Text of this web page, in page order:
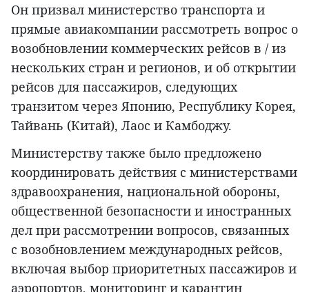
Он призвал министерство транспорта и
прямые авиакомпании рассмотреть вопрос о
возобновлении коммерческих рейсов в / из
нескольких стран и регионов, и об открытии
рейсов для пассажиров, следующих
транзитом через Японию, Республику Корея,
Тайвань (Китай), Лаос и Камбоджу.
Министерству также было предложено
координировать действия с министерствами
здравоохранения, национальной обороны,
общественной безопасности и иностранных
дел при рассмотрении вопросов, связанных
с возобновлением международных рейсов,
включая выбор приоритетных пассажиров и
аэропортов, мониторинг и карантин